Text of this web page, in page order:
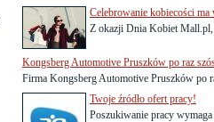
Celebrowanie kobiecości ma
Z okazji Dnia Kobiet
Kongsberg Automotive Pruszków po raz
Firma Kongsberg Automotive Pruszków po
Twoje źródło ofert pracy!
Poszukiwanie pracy